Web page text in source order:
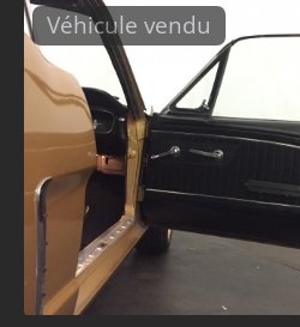
Véhicule vendu